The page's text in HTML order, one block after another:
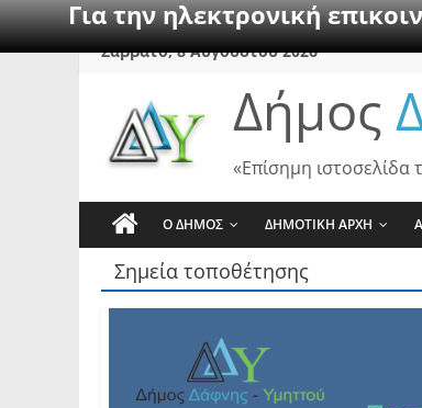
Για την ηλεκτρονική
SkipΣάββατο, 8 Αυγούστου 2026
Δήμος
«Επίσημη
Ο ΔΗΜΟΣ ΔΗΜΟΤΙΚΗ ΑΡΧΗ
Σημεία τοποθέτησης